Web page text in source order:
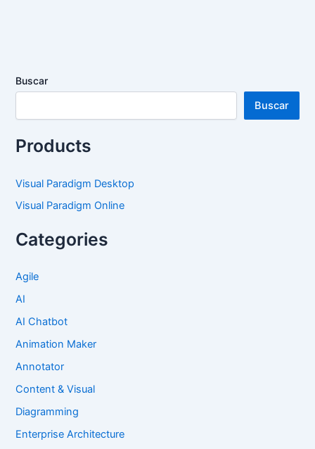
Buscar
Buscar
Products
Visual Paradigm Desktop
Visual Paradigm Online
Categories
Agile
AI
AI Chatbot
Animation Maker
Annotator
Content & Visual
Diagramming
Enterprise Architecture